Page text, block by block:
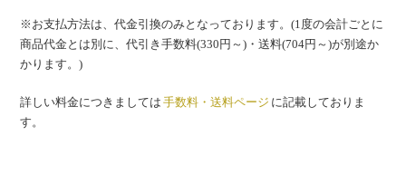
※お支払方法は、代金引換のみとなっております。(1度の会計ごとに
商品代金とは別に、代引き手数料(330円～)・送料(704円～)が別途か
かります。)
詳しい料金につきましては 手数料・送料ページ に記載しておりま
す。